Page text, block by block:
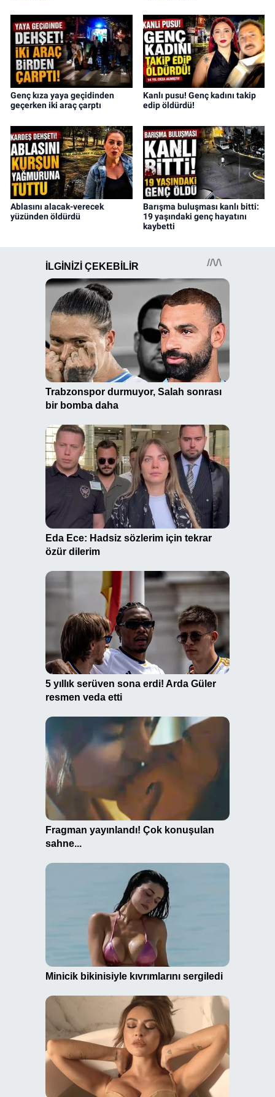
Genç kıza yaya geçidinden
geçerken iki araç çarptı
Kanlı pusu! Genç kadını takip
edip öldürdü!
Ablasını alacak-verecek
yüzünden öldürdü
Barışma buluşması kanlı bitti:
19 yaşındaki genç hayatını
kaybetti